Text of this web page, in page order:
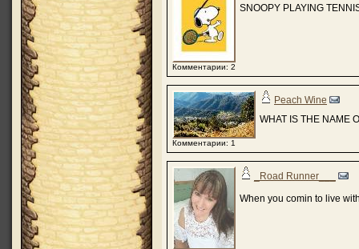
Комментарии: 2
SNOOPY PLAYING
Комментарии: 1
Peach Wine
WHAT IS THE NAME
_Road Runner___
When you comin to live